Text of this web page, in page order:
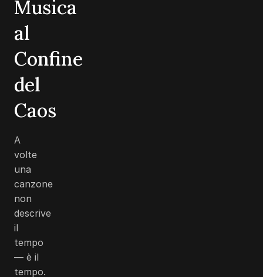
Musica
al
Confine
del
Caos
A
volte
una
canzone
non
descrive
il
tempo
— è il
tempo.